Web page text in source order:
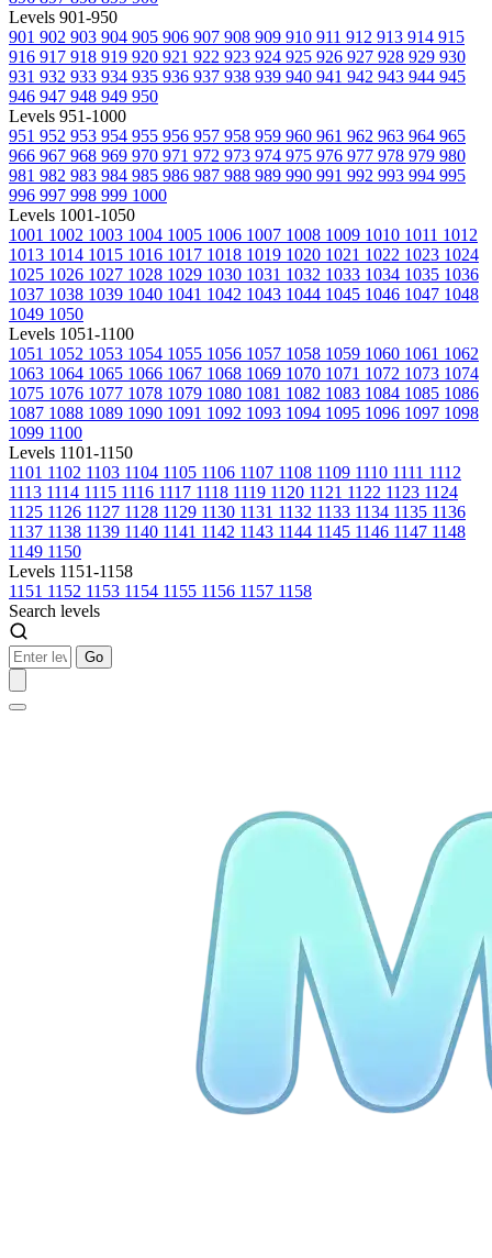
Levels 901-950
901 902 903 904 905 906 907 908 909 910 911 912 913 914 915
916 917 918 919 920 921 922 923 924 925 926 927 928 929 930
931 932 933 934 935 936 937 938 939 940 941 942 943 944 945
946 947 948 949 950
Levels 951-1000
951 952 953 954 955 956 957 958 959 960 961 962 963 964 965
966 967 968 969 970 971 972 973 974 975 976 977 978 979 980
981 982 983 984 985 986 987 988 989 990 991 992 993 994 995
996 997 998 999 1000
Levels 1001-1050
1001 1002 1003 1004 1005 1006 1007 1008 1009 1010 1011 1012
1013 1014 1015 1016 1017 1018 1019 1020 1021 1022 1023 1024
1025 1026 1027 1028 1029 1030 1031 1032 1033 1034 1035 1036
1037 1038 1039 1040 1041 1042 1043 1044 1045 1046 1047 1048
1049 1050
Levels 1051-1100
1051 1052 1053 1054 1055 1056 1057 1058 1059 1060 1061 1062
1063 1064 1065 1066 1067 1068 1069 1070 1071 1072 1073 1074
1075 1076 1077 1078 1079 1080 1081 1082 1083 1084 1085 1086
1087 1088 1089 1090 1091 1092 1093 1094 1095 1096 1097 1098
1099 1100
Levels 1101-1150
1101 1102 1103 1104 1105 1106 1107 1108 1109 1110 1111 1112
1113 1114 1115 1116 1117 1118 1119 1120 1121 1122 1123 1124
1125 1126 1127 1128 1129 1130 1131 1132 1133 1134 1135 1136
1137 1138 1139 1140 1141 1142 1143 1144 1145 1146 1147 1148
1149 1150
Levels 1151-1158
1151 1152 1153 1154 1155 1156 1157 1158
Search levels
Go